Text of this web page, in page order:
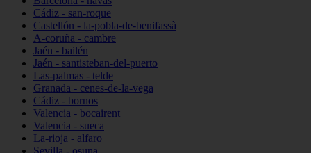
Cádiz - san-roque
Castellón - la-pobla-de-benifassà
A-coruña - cambre
Jaén - bailén
Jaén - santisteban-del-puerto
Las-palmas - telde
Granada - cenes-de-la-vega
Cádiz - bornos
Valencia - bocairent
Valencia - sueca
La-rioja - alfaro
Sevilla - osuna